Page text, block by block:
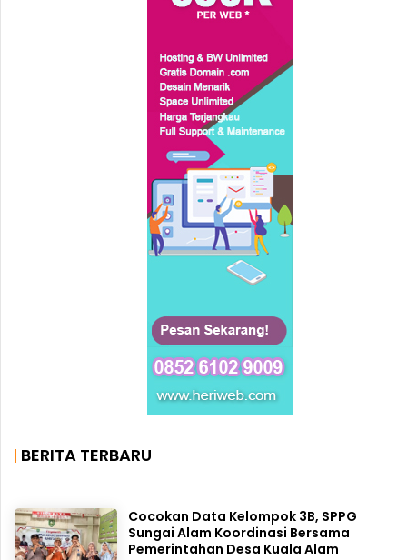
BERITA TERBARU
Cocokan Data Kelompok 3B, SPPG
Sungai Alam Koordinasi Bersama
Pemerintahan Desa Kuala Alam